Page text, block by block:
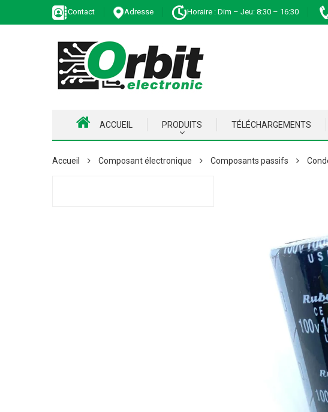
Contact Adresse Horaire : Dim – Jeu: 8:30 – 16:30
ACCUEIL PRODUITS TÉLÉCHARGEMENTS
Accueil Composant électronique Composants passifs